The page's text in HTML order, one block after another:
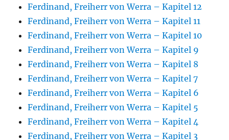
Ferdinand, Freiherr von Werra – Kapitel 12
Ferdinand, Freiherr von Werra – Kapitel 11
Ferdinand, Freiherr von Werra – Kapitel 10
Ferdinand, Freiherr von Werra – Kapitel 9
Ferdinand, Freiherr von Werra – Kapitel 8
Ferdinand, Freiherr von Werra – Kapitel 7
Ferdinand, Freiherr von Werra – Kapitel 6
Ferdinand, Freiherr von Werra – Kapitel 5
Ferdinand, Freiherr von Werra – Kapitel 4
Ferdinand, Freiherr von Werra – Kapitel 3